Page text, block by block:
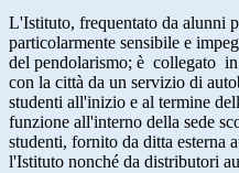
L'Istituto, frequentato da alunni
particolarmente sensibile e
del pendolarismo; è collegato in
con la città da un servizio di
studenti all'inizio e al termine
funzione all'interno della sede
studenti, fornito da ditta esterna
l'Istituto nonché da distributori